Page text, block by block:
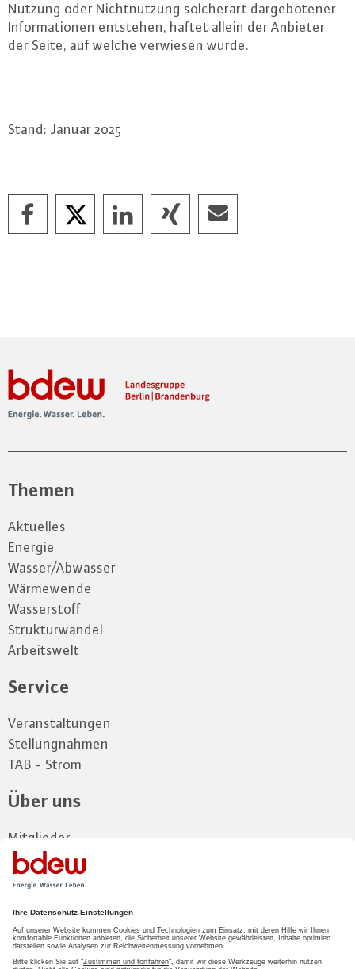
Nutzung oder Nicht­nut­zung sol­cher­art dar­ge­bo­te­ner
In­for­ma­tio­nen entstehen, haftet allein der Anbieter
der Seite, auf welche verwiesen wurde.
Stand: Januar 2025
Themen
Aktuelles
Energie
Wasser/Abwasser
Wärmewende
Wasserstoff
Strukturwandel
Arbeitswelt
Service
Veranstaltungen
Stellungnahmen
TAB - Strom
Über uns
Mitglieder
Vorstand
Landesgruppe
Zum Mitgliederbereich